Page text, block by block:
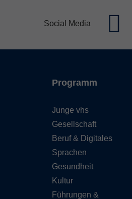
Social Media
Programm
Junge vhs
Gesellschaft
Beruf & Digitales
Sprachen
Gesundheit
Kultur
Führungen &